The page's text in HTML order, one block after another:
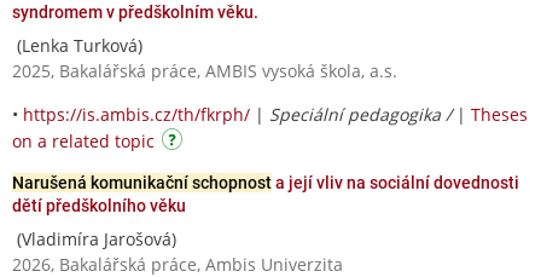
syndromem v předškolním věku.
(Lenka Turková)
2025, Bakalářská práce, AMBIS vysoká škola, a.s.
• https://is.ambis.cz/th/fkrph/ | Speciální pedagogika / | Theses
on a related topic
Narušená komunikační schopnosta její vliv na sociální dovednosti
dětí předškolního věku
(Vladimíra Jarošová)
2026, Bakalářská práce, Ambis Univerzita